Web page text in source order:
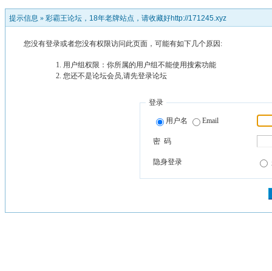
提示信息 » 彩霸王论坛，18年老牌站点，请收藏好http://171245.xyz
您没有登录或者您没有权限访问此页面，可能有如下几个原因:
用户组权限：你所属的用户组不能使用搜索功能
您还不是论坛会员,请先登录论坛
登录
用户名 Email
密 码
隐身登录